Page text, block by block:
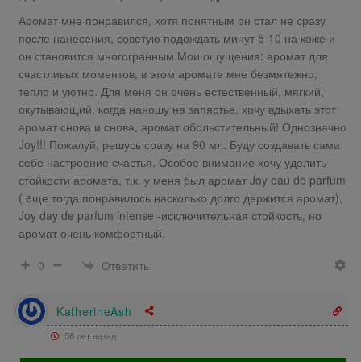
Аромат мне понравился, хотя понятным он стал не сразу
после нанесения, советую подождать минут 5-10 на коже и
он становится многогранным.Мои ощущения: аромат для
счастливых моментов, в этом аромате мне безмятежно,
тепло и уютно. Для меня он очень естественный, мягкий,
окутывающий, когда наношу на запястье, хочу вдыхать этот
аромат снова и снова, аромат обольстительный! Однозначно
Joy!!! Пожалуй, решусь сразу на 90 мл. Буду создавать сама
себе настроение счастья. Особое внимание хочу уделить
стойкости аромата, т.к. у меня был аромат Joy eau de parfum
( eще тогда понравилось насколько долго держится аромат),
Joy day de parfum intense -исключительная стойкость, но
аромат очень комфортный.
0
Ответить
KatherineAsh
56 лет назад